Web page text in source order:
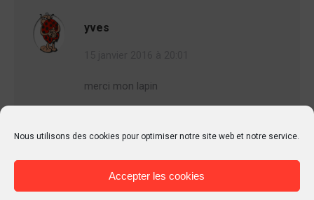
Nous utilisons des cookies pour optimiser notre site web et notre service.
Accepter les cookies
yves
merci mon lapin
Tierr